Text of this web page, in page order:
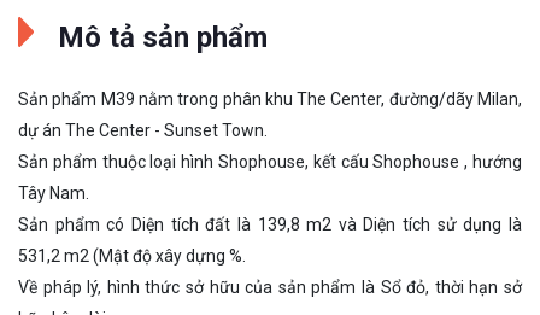
Mô tả sản phẩm
Sản phẩm M39 nằm trong phân khu The Center, đường/dãy Milan,
dự án The Center - Sunset Town.
Sản phẩm thuộc loại hình Shophouse, kết cấu Shophouse , hướng
Tây Nam.
Sản phẩm có Diện tích đất là 139,8 m2 và Diện tích sử dụng là
531,2 m2 (Mật độ xây dựng %.
Về pháp lý, hình thức sở hữu của sản phẩm là Sổ đỏ, thời hạn sở